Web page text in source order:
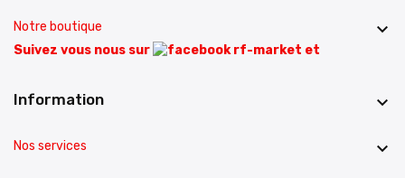
Notre boutique 
Suivez vous nous sur et
Information 
Nos services 